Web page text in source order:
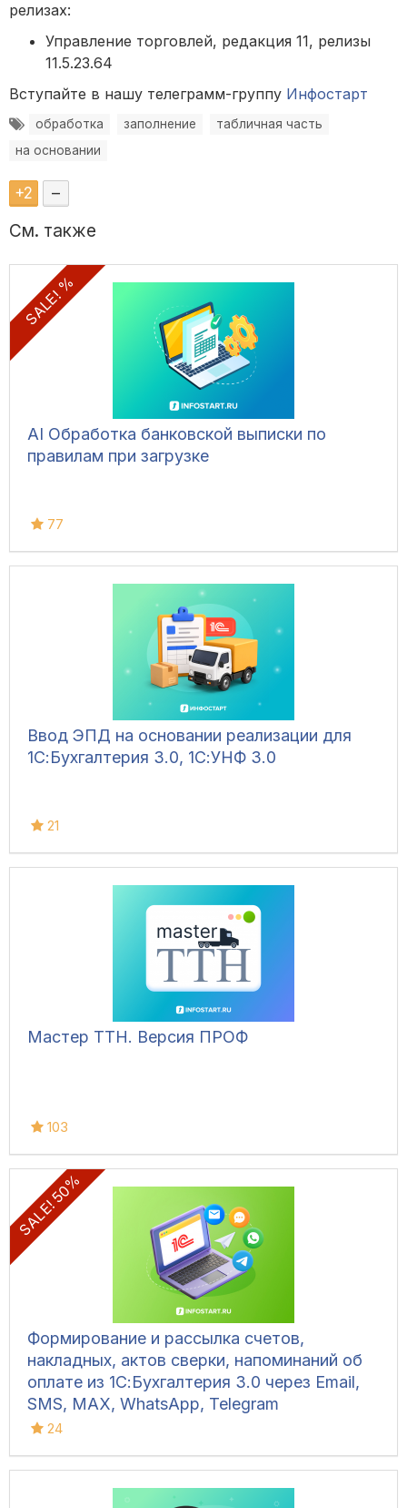
релизах:
Управление торговлей, редакция 11, релизы
11.5.23.64
Вступайте в нашу телеграмм-группу Инфостарт
обработка заполнение
табличная часть
на основании
+2 –
См. также
SALE! %
AI Обработка банковской выписки по
правилам при загрузке
77
Ввод ЭПД на основании реализации для
1С:Бухгалтерия 3.0, 1С:УНФ 3.0
21
Мастер ТТН. Версия ПРОФ
103
SALE! 50%
Формирование и рассылка счетов,
накладных, актов сверки, напоминаний об
оплате из 1С:Бухгалтерия 3.0 через Email,
SMS, MAX, WhatsApp, Telegram
24